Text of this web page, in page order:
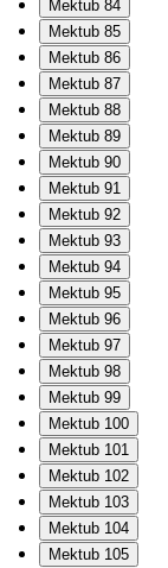
Mektub 84
Mektub 85
Mektub 86
Mektub 87
Mektub 88
Mektub 89
Mektub 90
Mektub 91
Mektub 92
Mektub 93
Mektub 94
Mektub 95
Mektub 96
Mektub 97
Mektub 98
Mektub 99
Mektub 100
Mektub 101
Mektub 102
Mektub 103
Mektub 104
Mektub 105